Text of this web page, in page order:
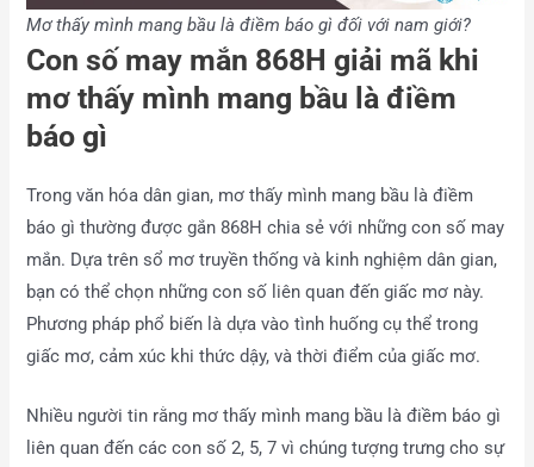
Mơ thấy mình mang bầu là điềm báo gì đối với nam giới?
Con số may mắn 868H giải mã khi
mơ thấy mình mang bầu là điềm
báo gì
Trong văn hóa dân gian, mơ thấy mình mang bầu là điềm
báo gì thường được gắn 868H chia sẻ với những con số may
mắn. Dựa trên sổ mơ truyền thống và kinh nghiệm dân gian,
bạn có thể chọn những con số liên quan đến giấc mơ này.
Phương pháp phổ biến là dựa vào tình huống cụ thể trong
giấc mơ, cảm xúc khi thức dậy, và thời điểm của giấc mơ.
Nhiều người tin rằng mơ thấy mình mang bầu là điềm báo gì
liên quan đến các con số 2, 5, 7 vì chúng tượng trưng cho sự